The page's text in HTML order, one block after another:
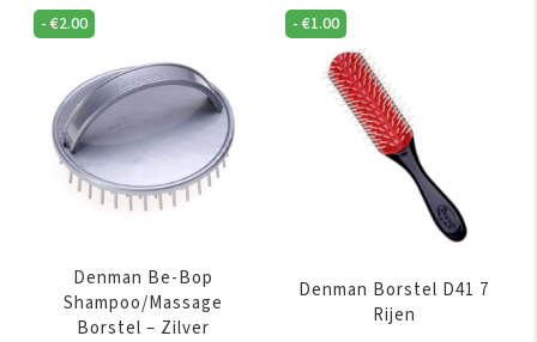
-€2.00
Denman Be-Bop
Shampoo/Massage
Borstel – Zilver
-€1.00
Denman Borstel D41 7
Rijen